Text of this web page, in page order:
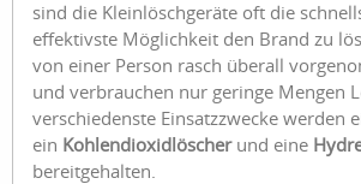
sind die Kleinlöschgeräte oft die
effektivste Möglichkeit den Brand zu
von einer Person rasch überall
und verbrauchen nur geringe Mengen
verschiedenste Einsatzzwecke werden
ein Kohlendioxidlöscherund eine
bereitgehalten.